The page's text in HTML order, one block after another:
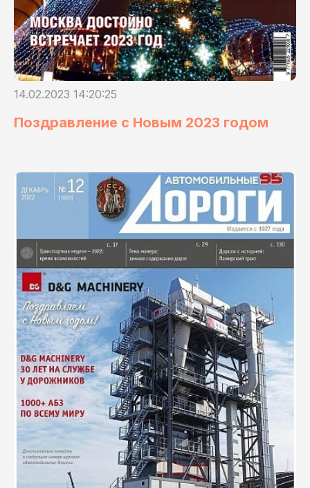
14.02.2023 14:20:25
Поздравление с Новым 2023 годом